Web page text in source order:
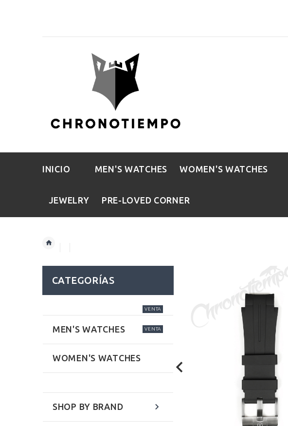
INICIO MEN'S WATCHES WOMEN'S WATCHES
JEWELRY PRE-LOVED CORNER
CATEGORÍAS
VENTA
MEN'S WATCHES VENTA
WOMEN'S WATCHES
SHOP BY BRAND